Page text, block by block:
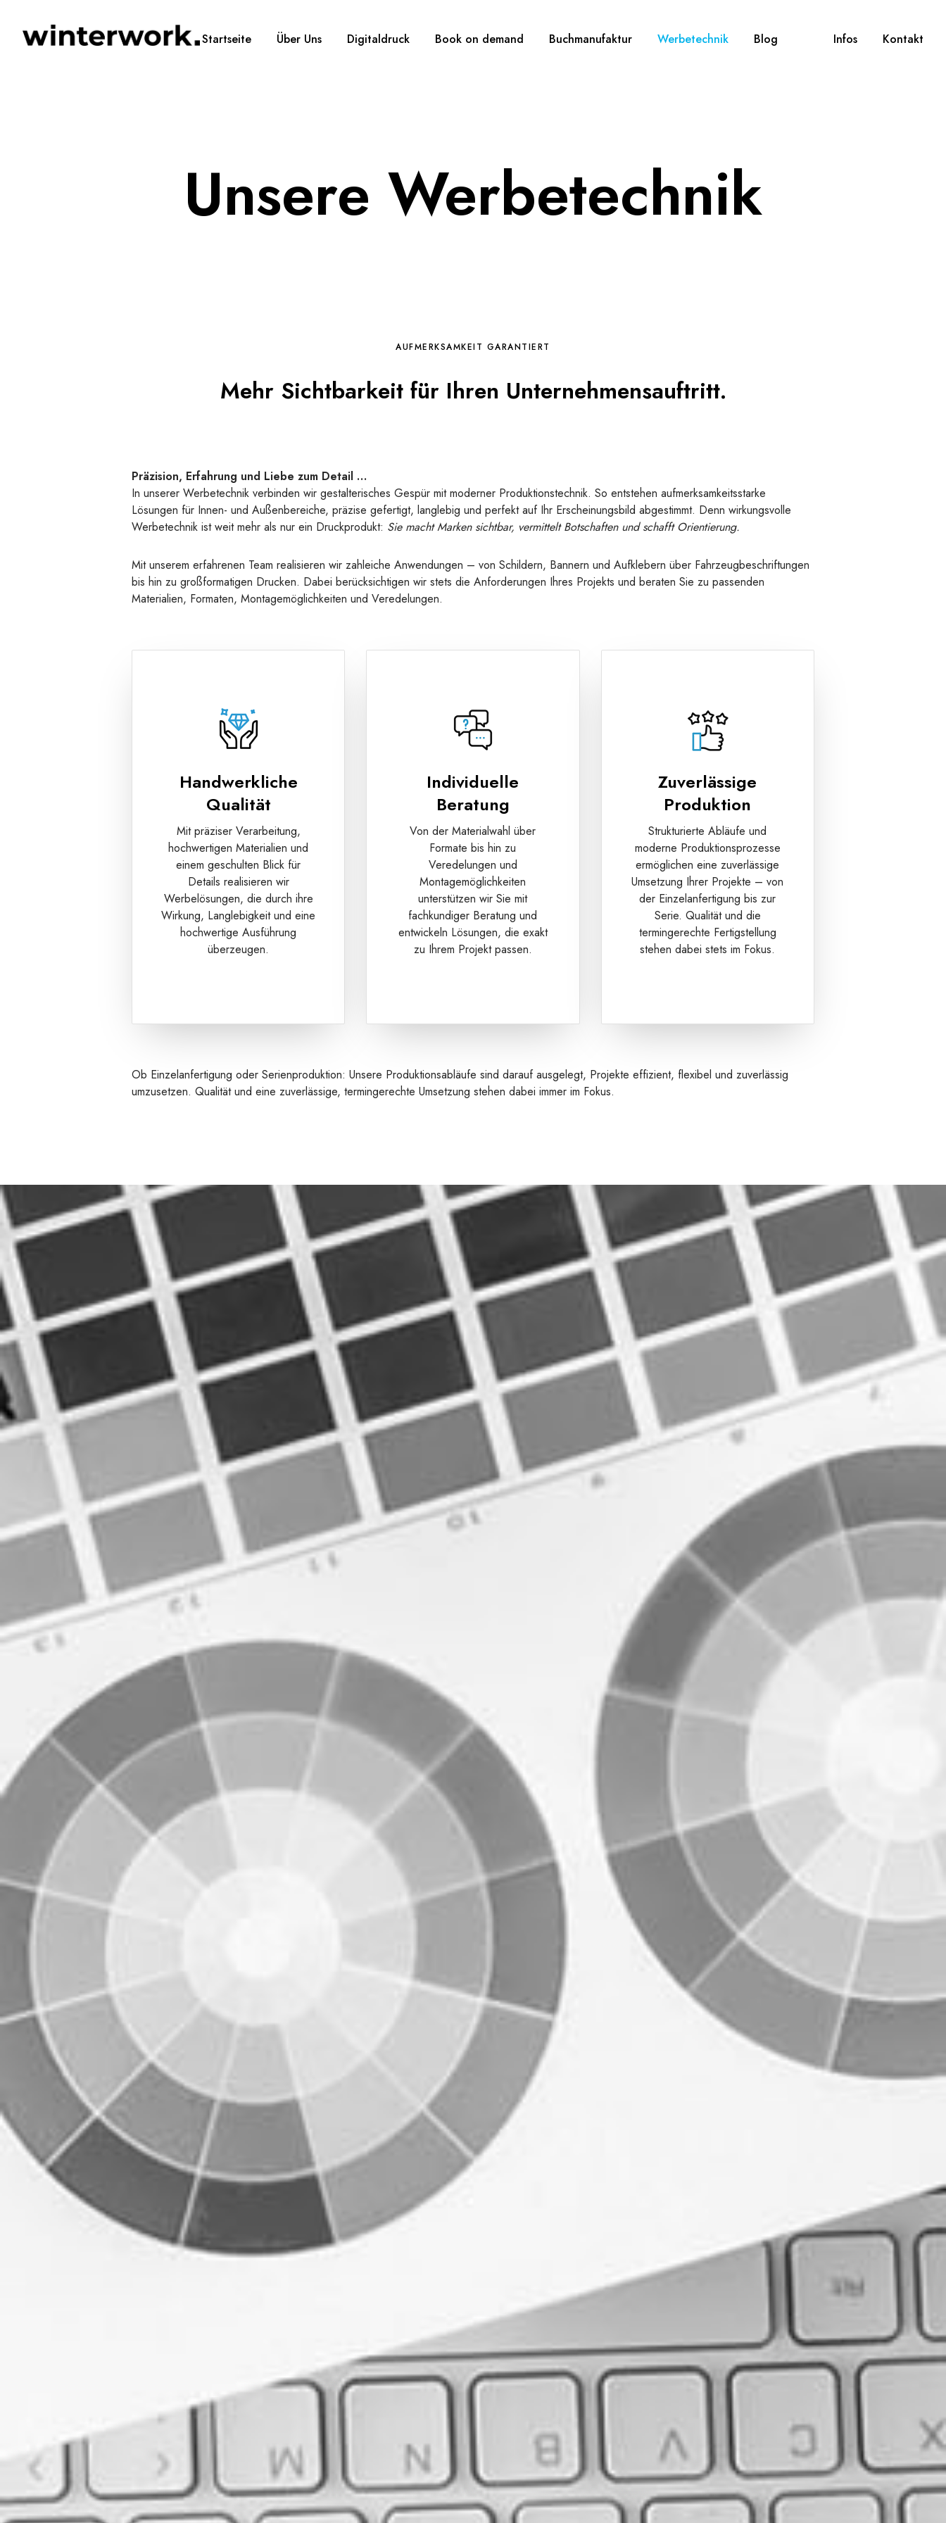
Startseite Über Uns Digitaldruck Book on demand Buchmanufaktur Werbetechnik Blog Infos Kontakt
Unsere Werbetechnik
AUFMERKSAMKEIT GARANTIERT
Mehr Sichtbarkeit für Ihren Unternehmensauftritt.
Präzision, Erfahrung und Liebe zum Detail …
In unserer Werbetechnik verbinden wir gestalterisches Gespür mit moderner Produktionstechnik. So entstehen aufmerksamkeitsstarke
Lösungen für Innen- und Außenbereiche, präzise gefertigt, langlebig und perfekt auf Ihr Erscheinungsbild abgestimmt. Denn wirkungsvolle
Werbetechnik ist weit mehr als nur ein Druckprodukt: Sie macht Marken sichtbar, vermittelt Botschaften und schafft Orientierung.
Mit unserem erfahrenen Team realisieren wir zahleiche Anwendungen – von Schildern, Bannern und Aufklebern über Fahrzeugbeschriftungen
bis hin zu großformatigen Drucken. Dabei berücksichtigen wir stets die Anforderungen Ihres Projekts und beraten Sie zu passenden
Materialien, Formaten, Montagemöglichkeiten und Veredelungen.
Handwerkliche
Qualität
Mit präziser Verarbeitung,
hochwertigen Materialien und
einem geschulten Blick für
Details realisieren wir
Werbelösungen, die durch ihre
Wirkung, Langlebigkeit und eine
hochwertige Ausführung
überzeugen.
Individuelle
Beratung
Von der Materialwahl über
Formate bis hin zu
Veredelungen und
Montagemöglichkeiten
unterstützen wir Sie mit
fachkundiger Beratung und
entwickeln Lösungen, die exakt
zu Ihrem Projekt passen.
Zuverlässige
Produktion
Strukturierte Abläufe und
moderne Produktionsprozesse
ermöglichen eine zuverlässige
Umsetzung Ihrer Projekte – von
der Einzelanfertigung bis zur
Serie. Qualität und die
termingerechte Fertigstellung
stehen dabei stets im Fokus.
Ob Einzelanfertigung oder Serienproduktion: Unsere Produktionsabläufe sind darauf ausgelegt, Projekte effizient, flexibel und zuverlässig
umzusetzen. Qualität und eine zuverlässige, termingerechte Umsetzung stehen dabei immer im Fokus.